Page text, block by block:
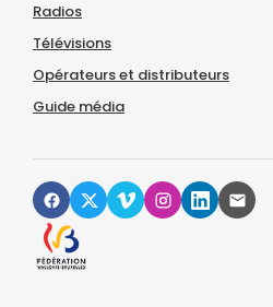
Radios
Télévisions
Opérateurs et distributeurs
Guide média